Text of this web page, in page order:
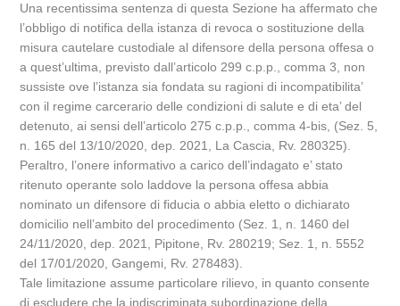
Una recentissima sentenza di questa Sezione ha affermato che
l’obbligo di notifica della istanza di revoca o sostituzione della
misura cautelare custodiale al difensore della persona offesa o
a quest’ultima, previsto dall’articolo 299 c.p.p., comma 3, non
sussiste ove l’istanza sia fondata su ragioni di incompatibilita’
con il regime carcerario delle condizioni di salute e di eta’ del
detenuto, ai sensi dell’articolo 275 c.p.p., comma 4-bis, (Sez. 5,
n. 165 del 13/10/2020, dep. 2021, La Cascia, Rv. 280325).
Peraltro, l’onere informativo a carico dell’indagato e’ stato
ritenuto operante solo laddove la persona offesa abbia
nominato un difensore di fiducia o abbia eletto o dichiarato
domicilio nell’ambito del procedimento (Sez. 1, n. 1460 del
24/11/2020, dep. 2021, Pipitone, Rv. 280219; Sez. 1, n. 5552
del 17/01/2020, Gangemi, Rv. 278483).
Tale limitazione assume particolare rilievo, in quanto consente
di escludere che la indiscriminata subordinazione della